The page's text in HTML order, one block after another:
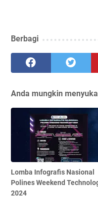
Berbagi
Anda mungkin
Lomba Infografis Nasional
Polines Weekend
2024